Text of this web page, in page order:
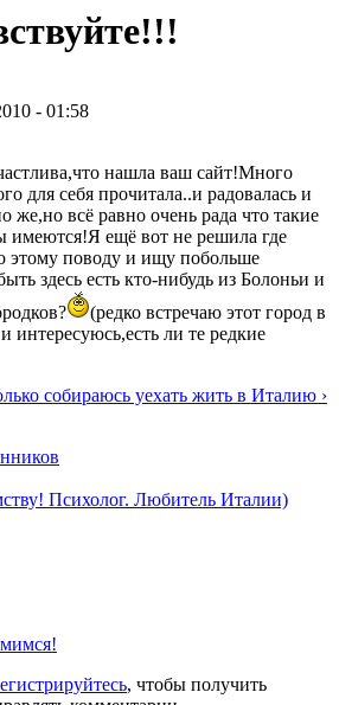
- 01:58
нашла ваш сайт!Много
для себя прочитала..и радовалась и
же,но всё равно очень рада что такие
имеются!Я ещё вот не решила где
этому поводу и ищу побольше
здесь есть кто-нибудь из Болоньи и
(редко встречаю этот город в
интересуюсь,есть ли те редкие
собираюсь уехать жить в Италию ›
Психолог. Любитель Италии)
, чтобы получить